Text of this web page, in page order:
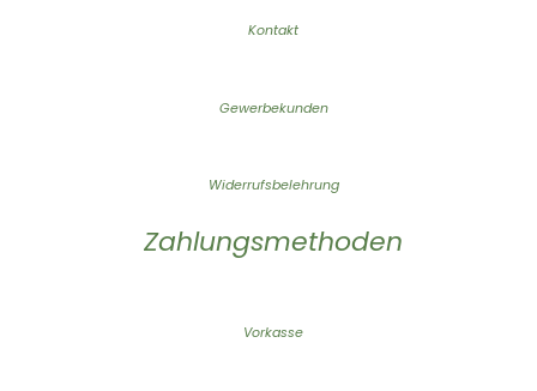
Kontakt
Gewerbekunden
Widerrufsbelehrung
Zahlungsmethoden
Vorkasse